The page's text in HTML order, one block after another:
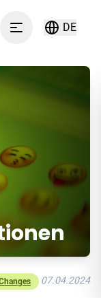
Menu
DE
07.04.2024